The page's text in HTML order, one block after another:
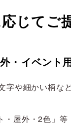
じてご
・イベント
字や細かい柄な
・屋外・2色」等